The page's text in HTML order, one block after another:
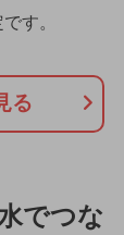
す。
る
でつな